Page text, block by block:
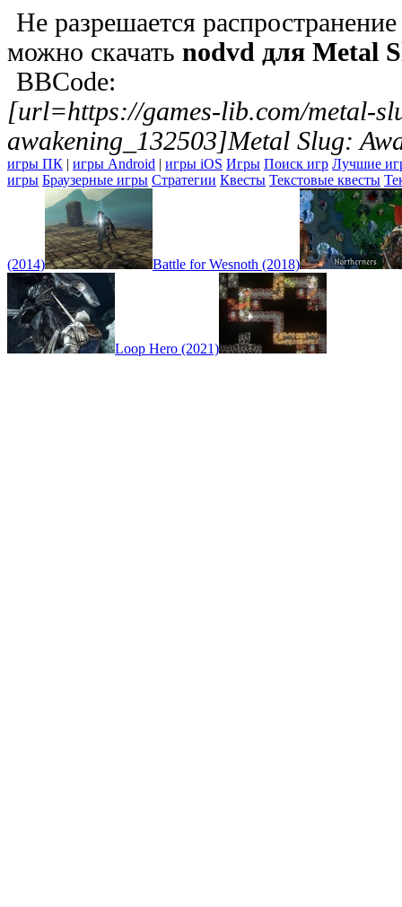
Не разрешается
можно скачать nodvd для Metal
BBCode:
[url=https://games-lib.com/metal-
awakening_132503]Metal Slug:
игры ПК | игры Android | игры iOS Игры Поиск игр Лучшие
игры Браузерные игры Стратегии Квесты Текстовые квесты
(2014) Battle for Wesnoth (2018)
Loop Hero (2021)